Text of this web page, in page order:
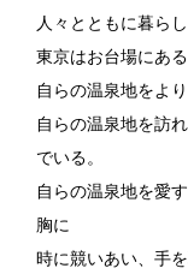
人々とともに暮らし
東京はお台場にあ
自らの温泉地をよ
自らの温泉地を訪
でいる。
自らの温泉地を愛
胸に
時に競いあい、手